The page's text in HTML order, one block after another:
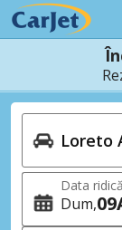
Data
Dum 09